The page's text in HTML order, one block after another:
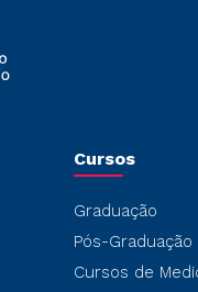
Cursos
Graduação
Pós-Graduação
Cursos de